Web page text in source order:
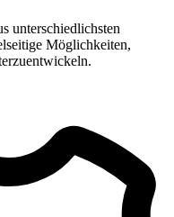
unterschiedlichsten
Möglichkeiten,